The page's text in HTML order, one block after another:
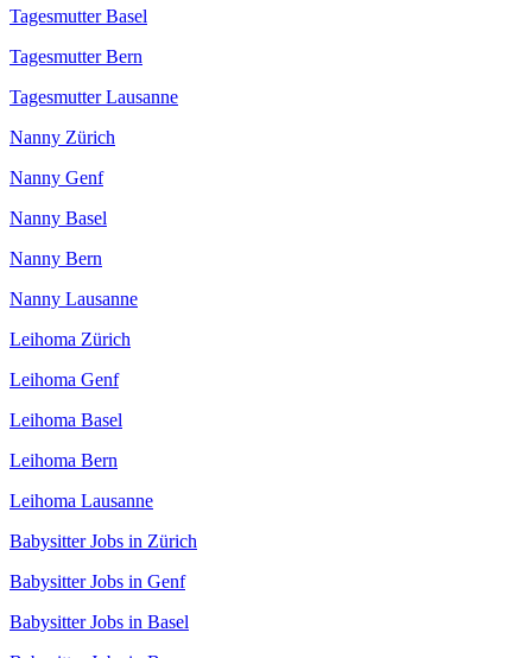
Tagesmutter Basel
Tagesmutter Bern
Tagesmutter Lausanne
Nanny Zürich
Nanny Genf
Nanny Basel
Nanny Bern
Nanny Lausanne
Leihoma Zürich
Leihoma Genf
Leihoma Basel
Leihoma Bern
Leihoma Lausanne
Babysitter Jobs in Zürich
Babysitter Jobs in Genf
Babysitter Jobs in Basel